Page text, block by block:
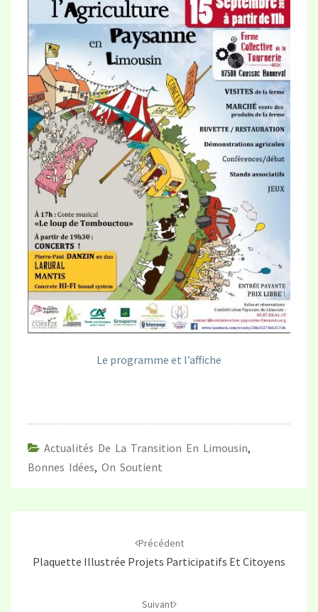
Le programme et l’affiche
Actualités De La Transition En Limousin,
Bonnes Idées, On Soutient
Précédent
Plaquette Illustrée Projets Participatifs Et Citoyens
Suivant